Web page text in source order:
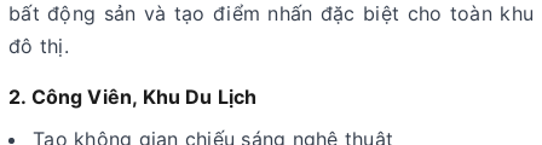
bất động sản và tạo điểm nhấn đặc biệt cho toàn khu
đô thị.
2. Công Viên, Khu Du Lịch
Tạo không gian chiếu sáng nghệ thuật